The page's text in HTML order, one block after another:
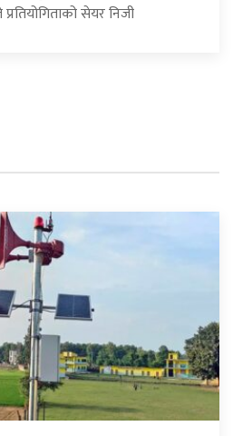
सेयर निजी